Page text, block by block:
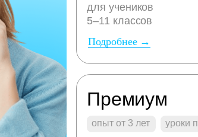
для учеников
5–11 классов
Подробнее →
Премиум
опыт от 3 лет уроки